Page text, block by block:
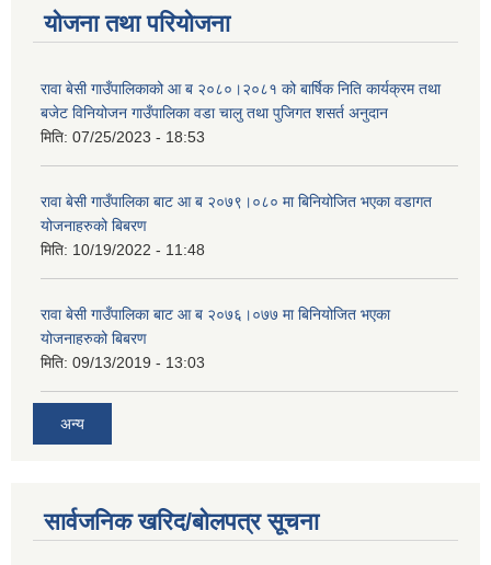
योजना तथा परियोजना
रावा बेसी गाउँपालिकाको आ ब २०८०।२०८१ को बार्षिक निति कार्यक्रम तथा
बजेट विनियोजन गाउँपालिका वडा चालु तथा पुजिगत शसर्त अनुदान
मिति: 07/25/2023 - 18:53
रावा बेसी गाउँपालिका बाट आ ब २०७९।०८० मा बिनियोजित भएका वडागत
योजनाहरुको बिबरण
मिति: 10/19/2022 - 11:48
रावा बेसी गाउँपालिका बाट आ ब २०७६।०७७ मा बिनियोजित भएका
योजनाहरुको बिबरण
मिति: 09/13/2019 - 13:03
अन्य
सार्वजनिक खरिद/बोलपत्र सूचना